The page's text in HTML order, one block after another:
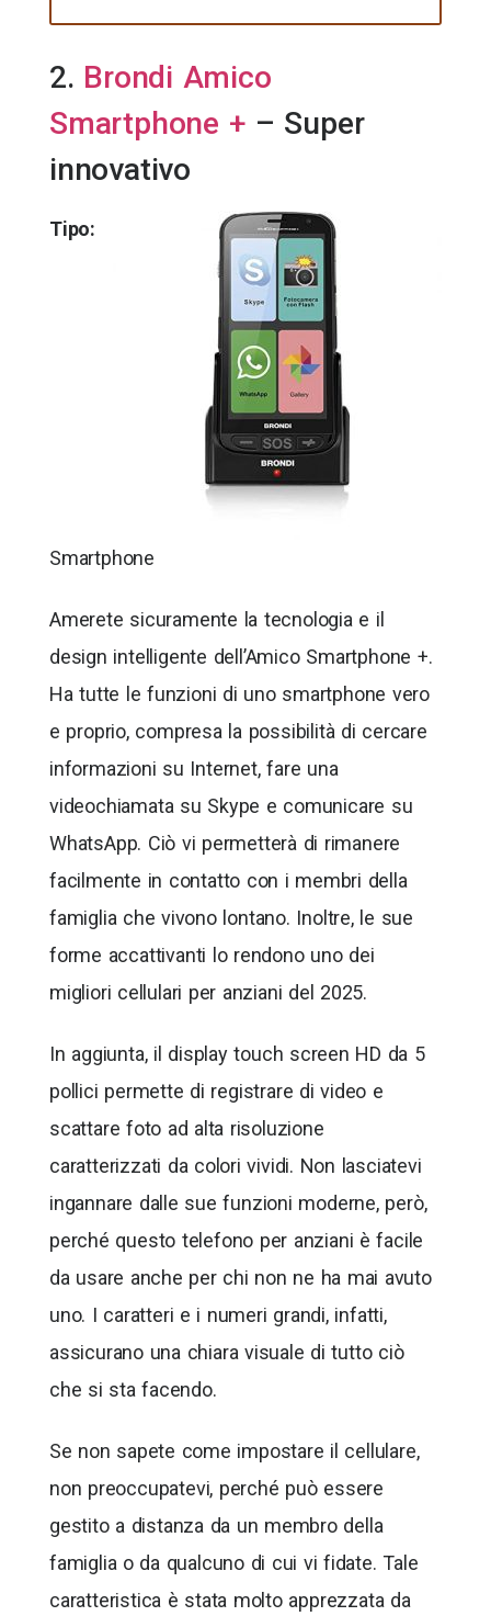
2. Brondi Amico
Smartphone + – Super
innovativo
Tipo:
Smartphone
Amerete sicuramente la tecnologia e il
design intelligente dell’Amico Smartphone +.
Ha tutte le funzioni di uno smartphone vero
e proprio, compresa la possibilità di cercare
informazioni su Internet, fare una
videochiamata su Skype e comunicare su
WhatsApp. Ciò vi permetterà di rimanere
facilmente in contatto con i membri della
famiglia che vivono lontano. Inoltre, le sue
forme accattivanti lo rendono uno dei
migliori cellulari per anziani del 2025.
In aggiunta, il display touch screen HD da 5
pollici permette di registrare di video e
scattare foto ad alta risoluzione
caratterizzati da colori vividi. Non lasciatevi
ingannare dalle sue funzioni moderne, però,
perché questo telefono per anziani è facile
da usare anche per chi non ne ha mai avuto
uno. I caratteri e i numeri grandi, infatti,
assicurano una chiara visuale di tutto ciò
che si sta facendo.
Se non sapete come impostare il cellulare,
non preoccupatevi, perché può essere
gestito a distanza da un membro della
famiglia o da qualcuno di cui vi fidate. Tale
caratteristica è stata molto apprezzata da